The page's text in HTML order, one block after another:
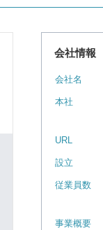
会社情報
会社名
本社
URL
設立
従業員数
事業概要